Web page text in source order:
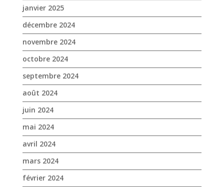
août 2024
juin 2024
mai 2024
avril 2024
mars 2024
février 2024
janvier 2024
décembre 2023
novembre 2023
octobre 2023
septembre 2023